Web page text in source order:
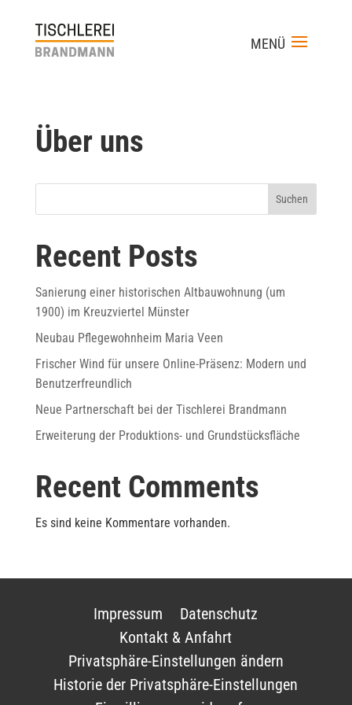
Über uns
Suchen
Recent Posts
Sanierung einer historischen Altbauwohnung (um
1900) im Kreuzviertel Münster
Neubau Pflegewohnheim Maria Veen
Frischer Wind für unsere Online-Präsenz: Modern und
Benutzerfreundlich
Neue Partnerschaft bei der Tischlerei Brandmann
Erweiterung der Produktions- und Grundstücksfläche
Recent Comments
Es sind keine Kommentare vorhanden.
Impressum
Datenschutz
Kontakt & Anfahrt
Privatsphäre-Einstellungen ändern
Historie der Privatsphäre-Einstellungen